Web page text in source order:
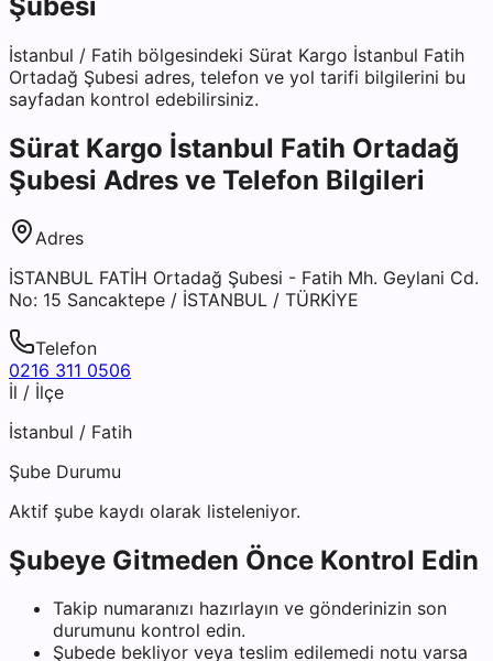
İstanbul / Fatih bölgesindeki Sürat Kargo İstanbul Fatih
Ortadağ Şubesi adres, telefon ve yol tarifi bilgilerini bu
sayfadan kontrol edebilirsiniz.
Sürat Kargo İstanbul Fatih Ortadağ
Şubesi Adres ve Telefon Bilgileri
Adres
İSTANBUL FATİH Ortadağ Şubesi - Fatih Mh. Geylani Cd.
No: 15 Sancaktepe / İSTANBUL / TÜRKİYE
Telefon
0216 311 0506
İl / İlçe
İstanbul / Fatih
Şube Durumu
Aktif şube kaydı olarak listeleniyor.
Şubeye Gitmeden Önce Kontrol Edin
Takip numaranızı hazırlayın ve gönderinizin son
durumunu kontrol edin.
Şubede bekliyor veya teslim edilemedi notu varsa